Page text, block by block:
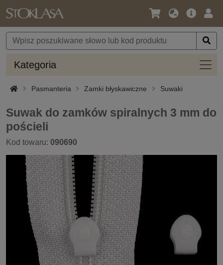
Język
Waluta
Oferta
Kategoria
Pasmanteria Zamki błyskawiczne Suwaki
Suwak do zamków spiralnych 3 mm do
pościeli
Kod towaru: 090690